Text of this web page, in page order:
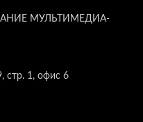
МУЛЬТИМЕДИА-
стр. 1, офис 6